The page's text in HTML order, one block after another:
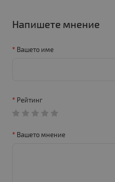
Напишете мнение
Вашето име
Рейтинг
Вашето мнение